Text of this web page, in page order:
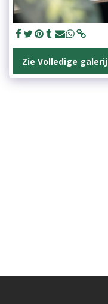
Zie Volledige galerij